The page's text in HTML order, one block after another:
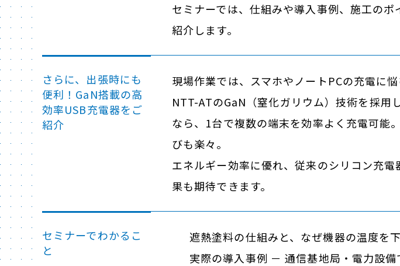
セミナーでは、仕組みや導入事例、施工のポ
紹介します。
さらに、出張時にも
便利！GaN搭載の高
効率USB充電器をご
紹介
現場作業では、スマホやノートPCの充電に悩
NTT-ATのGaN（窒化ガリウム）技術を採用
なら、1台で複数の端末を効率よく充電可能
びも楽々。
エネルギー効率に優れ、従来のシリコン充電
果も期待できます。
セミナーでわかるこ
と
遮熱塗料の仕組みと、なぜ機器の温度を
実際の導入事例 － 通信基地局・電力設備